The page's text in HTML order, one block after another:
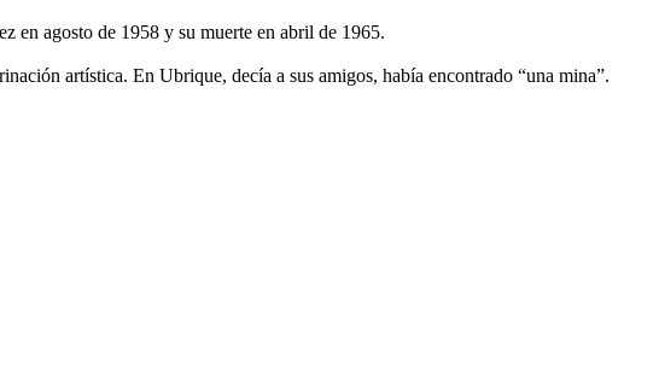
en agosto de 1958 y su muerte en abril de 1965.
artística. En Ubrique, decía a sus amigos, había encontrado “una mina”.